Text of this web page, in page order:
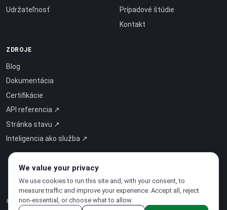
Udržateľnosť
Prípadové štúdie
Kontakt
ZDROJE
Blog
Dokumentácia
Certifikácie
API referencia ↗
Stránka stavu ↗
Inteligencia ako služba ↗
© 2026 CloudSigma Holding AG.Všetky práva vyhradené
We value your privacy
We use cookies to run this site and, with your consent, to
measure traffic and improve your experience. Accept all, reject
non-essential, or choose what to allow.